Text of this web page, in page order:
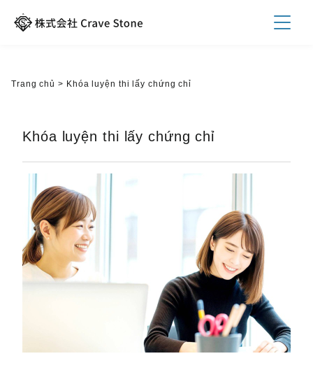
Trang chủ > Khóa luyện thi lấy chứng chỉ
Khóa luyện thi lấy chứng chỉ